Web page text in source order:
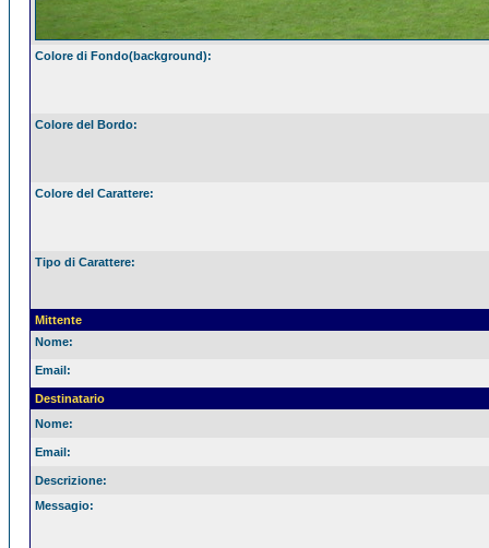
Colore di Fondo(background):
Colore del Bordo:
Colore del Carattere:
Tipo di Carattere:
Mittente
Nome:
Email:
Destinatario
Nome:
Email:
Descrizione:
Messagio: